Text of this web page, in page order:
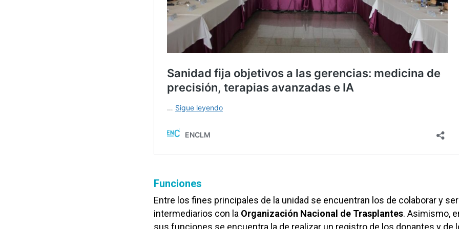
Funciones
Entre los fines principales de la unidad se encuentran los de colaborar y ser
intermediarios con la Organización Nacional de Trasplantes. Asimismo,
sus funciones se encuentra la de realizar un registro de los donantes y de